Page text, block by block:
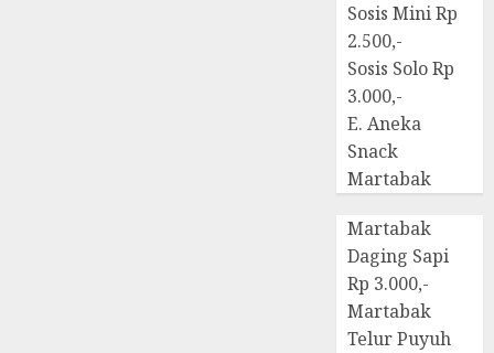
Sosis Mini Rp
2.500,-
Sosis Solo Rp
3.000,-
E. Aneka
Snack
Martabak
Martabak
Daging Sapi
Rp 3.000,-
Martabak
Telur Puyuh